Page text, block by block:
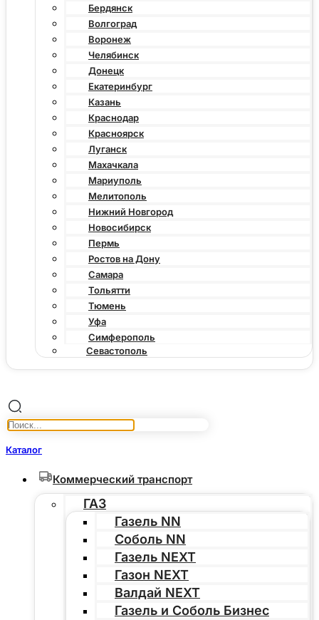
Бердянск
Волгоград
Воронеж
Челябинск
Донецк
Екатеринбург
Казань
Краснодар
Красноярск
Луганск
Махачкала
Мариуполь
Мелитополь
Нижний Новгород
Новосибирск
Пермь
Ростов на Дону
Самара
Тольятти
Тюмень
Уфа
Симферополь
Севастополь
Каталог
Коммерческий транспорт
ГАЗ
Газель NN
Соболь NN
Газель NEXT
Газон NEXT
Валдай NEXT
Газель и Соболь Бизнес